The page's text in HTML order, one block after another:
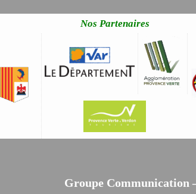
Nos Partenaires
Groupe Communication